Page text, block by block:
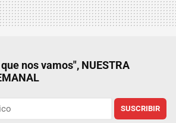
nos vamos", NUESTRA
SUSCRIBIR